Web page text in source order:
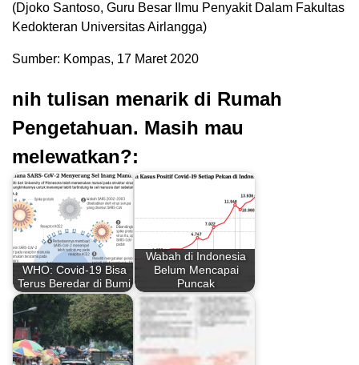
(Djoko Santoso, Guru Besar Ilmu Penyakit Dalam Fakultas
Kedokteran Universitas Airlangga)
Sumber: Kompas, 17 Maret 2020
nih tulisan menarik di Rumah
Pengetahuan. Masih mau
melewatkan?:
WHO: Covid-19 Bisa
Terus Beredar di Bumi
Wabah di Indonesia
Belum Mencapai
Puncak